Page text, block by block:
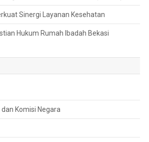
Sinergi Layanan Kesehatan
Hukum Rumah Ibadah Bekasi
Komisi Negara